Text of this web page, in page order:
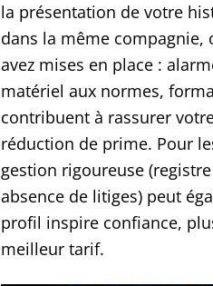
la présentation de votre
dans la même compagnie,
avez mises en place :
matériel aux normes,
contribuent à rassurer
réduction de prime. Pour
gestion rigoureuse
absence de litiges) peut
profil inspire confiance,
meilleur tarif.